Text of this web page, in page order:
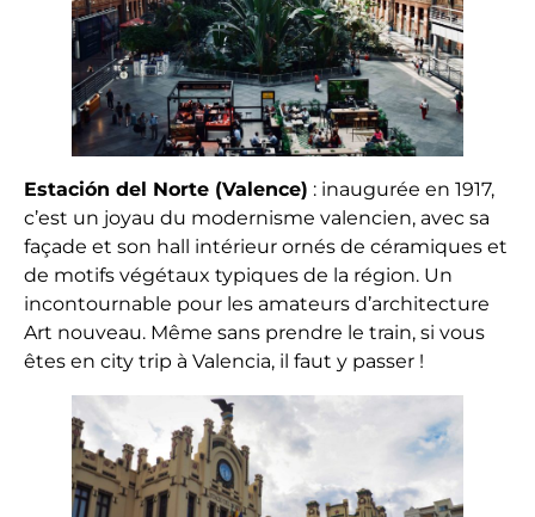
Estación del Norte (Valence) : inaugurée en 1917,
c’est un joyau du modernisme valencien, avec sa
façade et son hall intérieur ornés de céramiques et
de motifs végétaux typiques de la région. Un
incontournable pour les amateurs d’architecture
Art nouveau. Même sans prendre le train, si vous
êtes en city trip à Valencia, il faut y passer !